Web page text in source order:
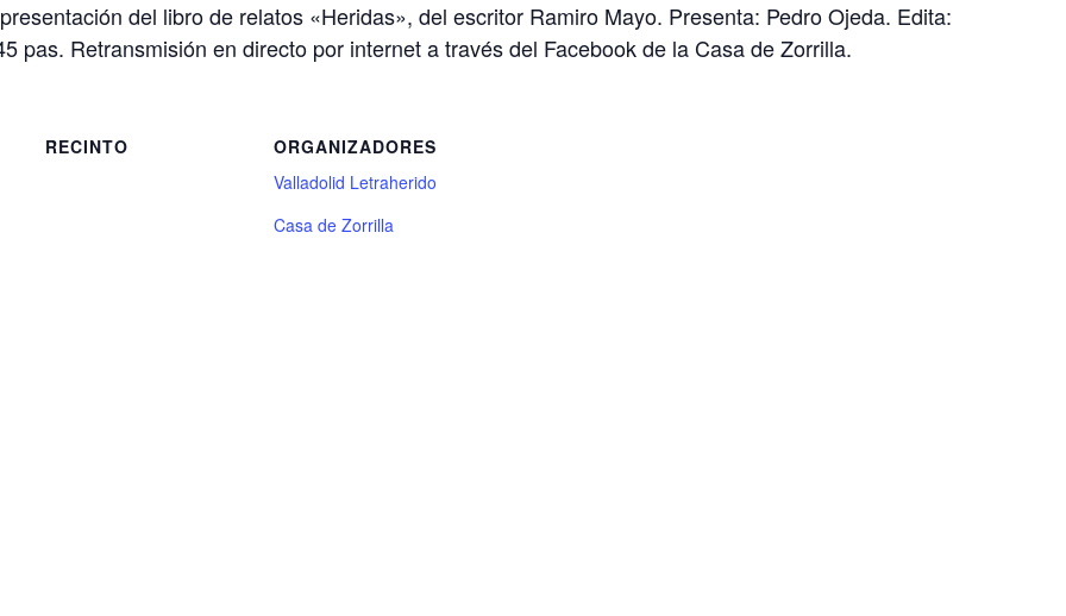
del libro de relatos «Heridas», del escritor Ramiro Mayo. Presenta: Pedro Ojeda. Edita:
pas. Retransmisión en directo por internet a través del Facebook de la Casa de Zorrilla.
RECINTO
ORGANIZADORES
Valladolid Letraherido
Casa de Zorrilla